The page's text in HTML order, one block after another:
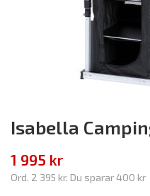
Isabella
1 995 kr
Ord. 2 395 kr. Du sparar400 kr